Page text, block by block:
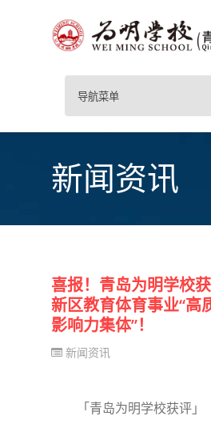
导航菜单
新闻资讯
喜报！青岛为明学校
新区教育体育事业“高
影响力集体”！
新闻资讯
「青岛为明学校获评」